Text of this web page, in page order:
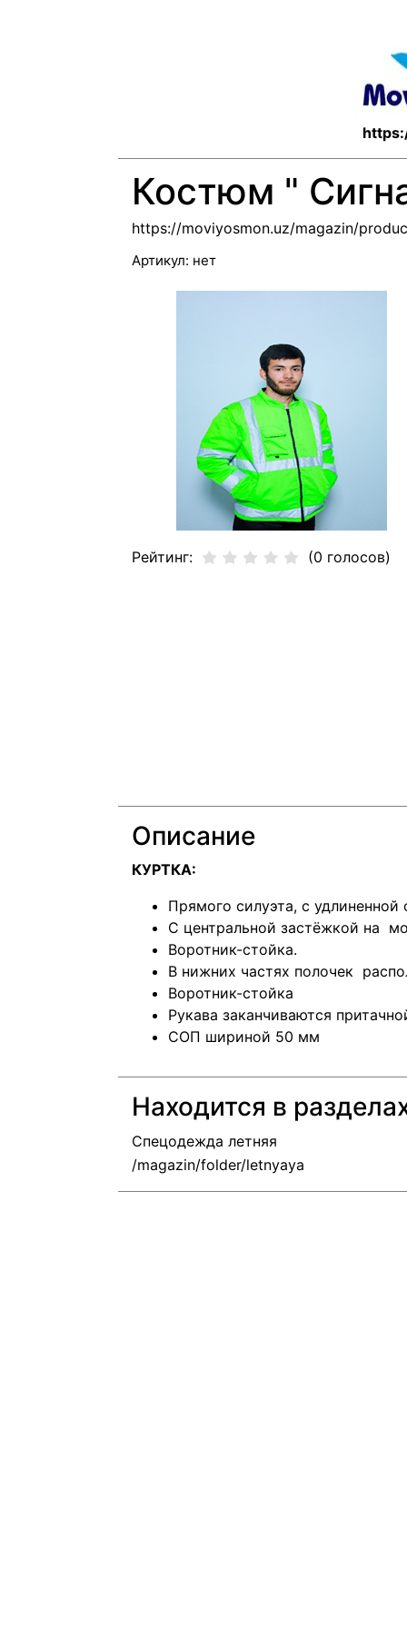
Костюм "
https://moviyosmon.uz/magazin/
Артикул: нет
Рейтинг: (0 голосов)
Описание
КУРТКА:
Прямого силуэта, с удлиненной
С центральной застёжкой на
Воротник-стойка.
В нижних частях полочек
Воротник-стойка
Рукава заканчиваются
СОП шириной 50 мм
Находится в
Спецодежда летняя